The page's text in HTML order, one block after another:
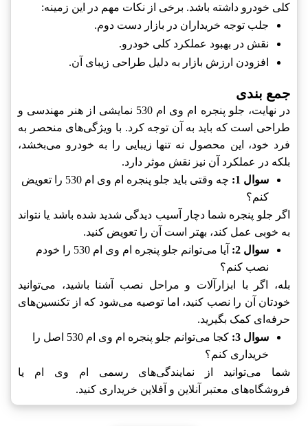
کلی خودرو داشته باشد. برخی از نکات مهم در این زمینه:
جلب توجه خریداران در بازار دست دوم.
نقش در بهبود عملکرد کلی خودرو.
افزودن ارزش بازار به دلیل طراحی زیبای آن.
جمع بندی
در نهایت، جلو پنجره ام وی ام 530 نمایشی از هنر مهندسی و
طراحی است که باید به آن توجه کرد. با ویژگی‌های منحصر به
فرد خود، این محصول نه تنها زیبایی را به خودرو می‌بخشد،
بلکه در عملکرد آن نیز نقش موثر دارد.
سوال 1:
چه وقتی باید جلو پنجره ام وی ام 530 را تعویض
کنم؟
اگر جلو پنجره شما دچار آسیب دیدگی شدید شده باشد یا نتواند
به خوبی عمل کند، بهتر است آن را تعویض کنید.
سوال 2:
آیا می‌توانم جلو پنجره ام وی ام 530 را خودم
نصب کنم؟
بله، اگر با ابزارآلات و مراحل نصب آشنا باشید، می‌توانید
خودتان آن را نصب کنید، اما توصیه می‌شود که از تکنسین‌های
حرفه‌ای کمک بگیرید.
سوال 3:
کجا می‌توانم جلو پنجره ام وی ام 530 اصل را
خریداری کنم؟
شما می‌توانید از نمایندگی‌های رسمی ام وی ام یا
فروشگاه‌های معتبر آنلاین و آفلاین خریداری کنید.